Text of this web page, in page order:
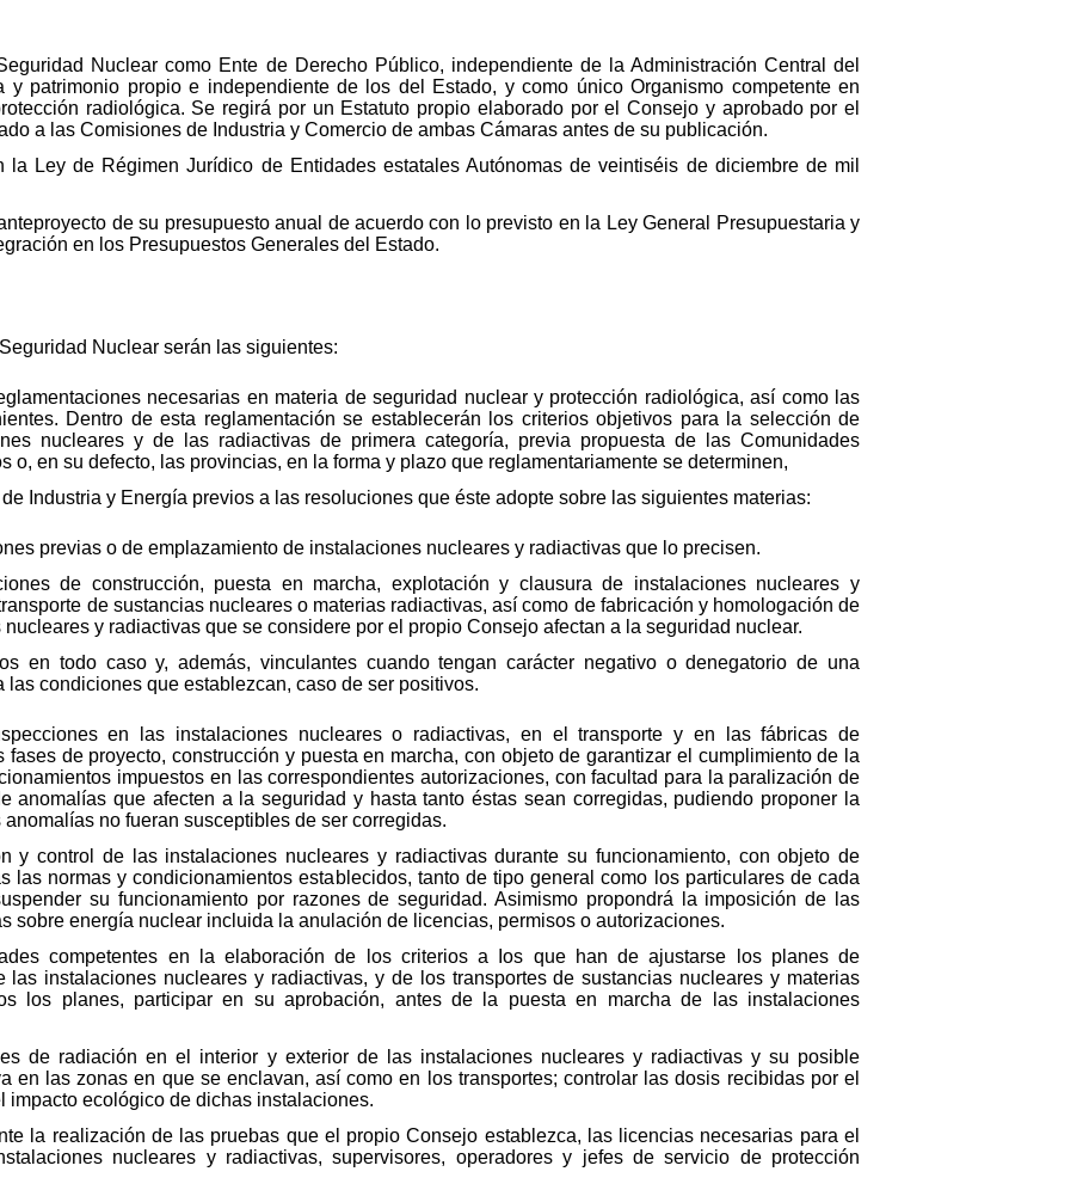
Nuclear como Ente de Derecho Público, independiente de la Administración Central del
y patrimonio propio e independiente de los del Estado, y como único Organismo competente en
radiológica. Se regirá por un Estatuto propio elaborado por el Consejo y aprobado por el
a las Comisiones de Industria y Comercio de ambas Cámaras antes de su publicación.
Ley de Régimen Jurídico de Entidades estatales Autónomas de veintiséis de diciembre de mil
de su presupuesto anual de acuerdo con lo previsto en la Ley General Presupuestaria y
en los Presupuestos Generales del Estado.
Nuclear serán las siguientes:
necesarias en materia de seguridad nuclear y protección radiológica, así como las
Dentro de esta reglamentación se establecerán los criterios objetivos para la selección de
nucleares y de las radiactivas de primera categoría, previa propuesta de las Comunidades
o, en su defecto, las provincias, en la forma y plazo que reglamentariamente se determinen,
Industria y Energía previos a las resoluciones que éste adopte sobre las siguientes materias:
previas o de emplazamiento de instalaciones nucleares y radiactivas que lo precisen.
de construcción, puesta en marcha, explotación y clausura de instalaciones nucleares y
de sustancias nucleares o materias radiactivas, así como de fabricación y homologación de
y radiactivas que se considere por el propio Consejo afectan a la seguridad nuclear.
en todo caso y, además, vinculantes cuando tengan carácter negativo o denegatorio de una
condiciones que establezcan, caso de ser positivos.
en las instalaciones nucleares o radiactivas, en el transporte y en las fábricas de
fases de proyecto, construcción y puesta en marcha, con objeto de garantizar el cumplimiento de la
impuestos en las correspondientes autorizaciones, con facultad para la paralización de
anomalías que afecten a la seguridad y hasta tanto éstas sean corregidas, pudiendo proponer la
no fueran susceptibles de ser corregidas.
y control de las instalaciones nucleares y radiactivas durante su funcionamiento, con objeto de
las normas y condicionamientos establecidos, tanto de tipo general como los particulares de cada
su funcionamiento por razones de seguridad. Asimismo propondrá la imposición de las
sobre energía nuclear incluida la anulación de licencias, permisos o autorizaciones.
competentes en la elaboración de los criterios a Ios que han de ajustarse los planes de
las instalaciones nucleares y radiactivas, y de los transportes de sustancias nucleares y materias
los planes, participar en su aprobación, antes de la puesta en marcha de las instalaciones
de radiación en el interior y exterior de las instalaciones nucleares y radiactivas y su posible
en las zonas en que se enclavan, así como en los transportes; controlar las dosis recibidas por el
impacto ecológico de dichas instalaciones.
la realización de las pruebas que el propio Consejo establezca, las licencias necesarias para el
nucleares y radiactivas, supervisores, operadores y jefes de servicio de protección